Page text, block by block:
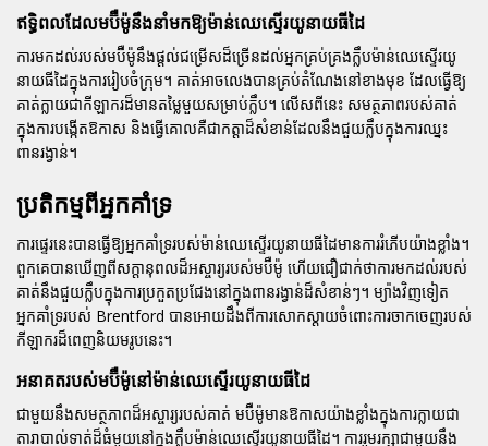
ឥទ្ធិពលដែលមប៊ឺម៉ូនឹងនាំមកឱ្យម៉ាន់ឈេស្ទើរយូនាយធីដៃ
ការមកដល់របស់មប៊ឺម៉ូនឹងផ្តល់ជម្រើសដ៏ច្រើនដល់អ្នកគ្រប់គ្រងក្លឹបម៉ាន់ឈេស្ទើរយូ
នាយធីដៃក្នុងការរៀបចំក្រុម។ គាត់អាចលេងបានគ្រប់តំណែងនៅខាងមុខ ដែលធ្វើឱ្យ
គាត់ក្លាយជាកីឡាករដ៏មានតម្លៃមួយសម្រាប់ក្លឹប។ លើសពីនេះ សមត្ថភាពរបស់គាត់
ក្នុងការបង្កើតឱកាស និងធ្វើគោលគឺជាកត្តាដ៏សំខាន់ដែលនឹងជួយក្លឹបក្នុងការឈ្នះ
ពានរង្វាន់។
ប្រតិកម្មពីអ្នកគាំទ្រ
ការផ្ទេរនេះបានធ្វើឱ្យអ្នកគាំទ្ររបស់ម៉ាន់ឈេស្ទើរយូនាយធីដៃមានការរំភើបយ៉ាងខ្លាំង។
ពួកគេបានឃើញពីសក្តានុពលដ៏អស្ចារ្យរបស់មប៊ឺម៉ូ ហើយជឿជាក់ថាការមកដល់របស់
គាត់នឹងជួយក្លឹបក្នុងការប្រកួតប្រជែងនៅក្នុងពានរង្វាន់ដ៏សំខាន់ៗ។ ម្យ៉ាងវិញទៀត
អ្នកគាំទ្ររបស់ Brentford បានអោយដឹងពីការសោកស្តាយចំពោះការចាកចេញរបស់
កីឡាករដ៏ពេញនិយមរូបនេះ។
អនាគតរបស់មប៊ឺម៉ូនៅម៉ាន់ឈេស្ទើរយូនាយធីដៃ
ជាមួយនឹងសមត្ថភាពដ៏អស្ចារ្យរបស់គាត់ មប៊ឺម៉ូមានឱកាសយ៉ាងខ្លាំងក្នុងការក្លាយជា
តារាបាល់ទាត់ដ៏ធំមួយនៅក្នុងក្លឹបម៉ាន់ឈេស្ទើរយូនាយធីដៃ។ ការរួមរក្សាជាមួយនឹង